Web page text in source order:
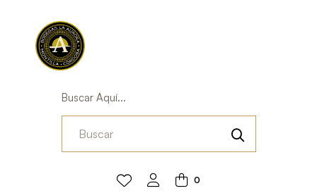
Buscar Aquí...
0